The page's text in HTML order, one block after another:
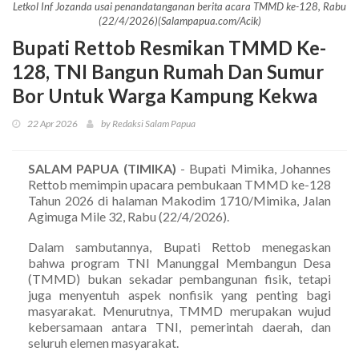
Letkol Inf Jozanda usai penandatanganan berita acara TMMD ke-128, Rabu
(22/4/2026)(Salampapua.com/Acik)
Bupati Rettob Resmikan TMMD Ke-
128, TNI Bangun Rumah Dan Sumur
Bor Untuk Warga Kampung Kekwa
22 Apr 2026 by Redaksi Salam Papua
SALAM PAPUA (TIMIKA) - Bupati Mimika, Johannes
Rettob memimpin upacara pembukaan TMMD ke-128
Tahun 2026 di halaman Makodim 1710/Mimika, Jalan
Agimuga Mile 32, Rabu (22/4/2026).
Dalam sambutannya, Bupati Rettob menegaskan
bahwa program TNI Manunggal Membangun Desa
(TMMD) bukan sekadar pembangunan fisik, tetapi
juga menyentuh aspek nonfisik yang penting bagi
masyarakat. Menurutnya, TMMD merupakan wujud
kebersamaan antara TNI, pemerintah daerah, dan
seluruh elemen masyarakat.